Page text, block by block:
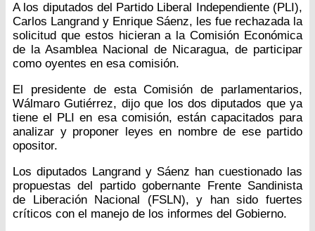
A los diputados del Partido Liberal Independiente (PLI),
Carlos Langrand y Enrique Sáenz, les fue rechazada la
solicitud que estos hicieran a la Comisión Económica
de la Asamblea Nacional de Nicaragua, de participar
como oyentes en esa comisión.
El presidente de esta Comisión de parlamentarios,
Wálmaro Gutiérrez, dijo que los dos diputados que ya
tiene el PLI en esa comisión, están capacitados para
analizar y proponer leyes en nombre de ese partido
opositor.
Los diputados Langrand y Sáenz han cuestionado las
propuestas del partido gobernante Frente Sandinista
de Liberación Nacional (FSLN), y han sido fuertes
críticos con el manejo de los informes del Gobierno.